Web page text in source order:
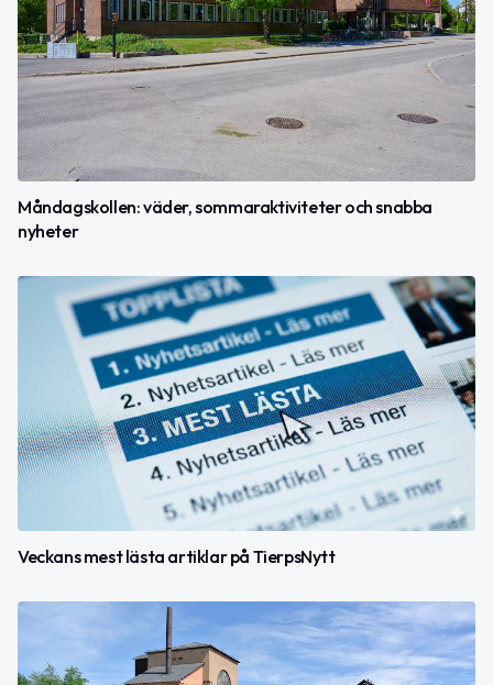
Måndagskollen: väder, sommaraktiviteter och snabba
nyheter
Veckans mest lästa artiklar på TierpsNytt